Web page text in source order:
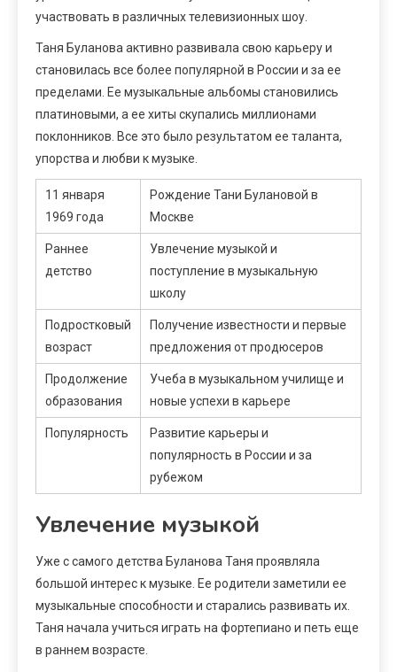
участвовать в различных телевизионных шоу.
Таня Буланова активно развивала свою карьеру и
становилась все более популярной в России и за ее
пределами. Ее музыкальные альбомы становились
платиновыми, а ее хиты скупались миллионами
поклонников. Все это было результатом ее таланта,
упорства и любви к музыке.
11 января
1969 года
Рождение Тани Булановой в
Москве
Раннее
детство
Увлечение музыкой и
поступление в музыкальную
школу
Подростковый
возраст
Получение известности и первые
предложения от продюсеров
Продолжение
образования
Учеба в музыкальном училище и
новые успехи в карьере
Популярность
Развитие карьеры и
популярность в России и за
рубежом
Увлечение музыкой
Уже с самого детства Буланова Таня проявляла
большой интерес к музыке. Ее родители заметили ее
музыкальные способности и старались развивать их.
Таня начала учиться играть на фортепиано и петь еще
в раннем возрасте.